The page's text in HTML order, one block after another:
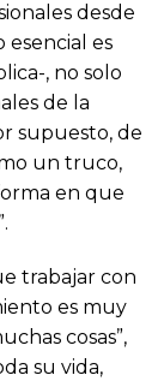
desde
esencial es
, no solo
de la
supuesto, de
un truco,
en que
trabajar con
es muy
cosas”,
su vida,